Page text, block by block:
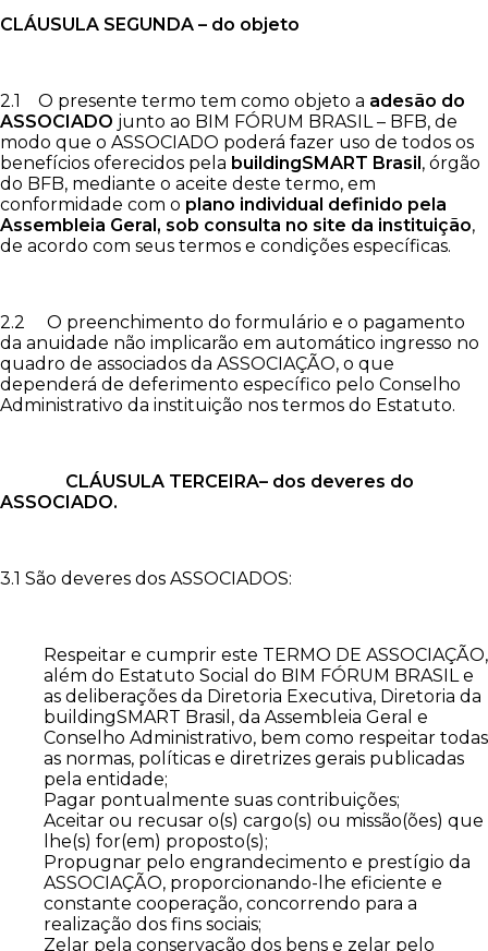
CLÁUSULA SEGUNDA – do objeto
2.1 O presente termo tem como objeto a adesão do
ASSOCIADO junto ao BIM FÓRUM BRASIL – BFB, de
modo que o ASSOCIADO poderá fazer uso de todos os
benefícios oferecidos pela buildingSMART Brasil, órgão
do BFB, mediante o aceite deste termo, em
conformidade com o plano individual definido pela
Assembleia Geral, sob consulta no site da instituição,
de acordo com seus termos e condições específicas.
2.2 O preenchimento do formulário e o pagamento
da anuidade não implicarão em automático ingresso no
quadro de associados da ASSOCIAÇÃO, o que
dependerá de deferimento específico pelo Conselho
Administrativo da instituição nos termos do Estatuto.
CLÁUSULA TERCEIRA– dos deveres do
ASSOCIADO.
3.1 São deveres dos ASSOCIADOS:
Respeitar e cumprir este TERMO DE ASSOCIAÇÃO,
além do Estatuto Social do BIM FÓRUM BRASIL e
as deliberações da Diretoria Executiva, Diretoria da
buildingSMART Brasil, da Assembleia Geral e
Conselho Administrativo, bem como respeitar todas
as normas, políticas e diretrizes gerais publicadas
pela entidade;
Pagar pontualmente suas contribuições;
Aceitar ou recusar o(s) cargo(s) ou missão(ões) que
lhe(s) for(em) proposto(s);
Propugnar pelo engrandecimento e prestígio da
ASSOCIAÇÃO, proporcionando-lhe eficiente e
constante cooperação, concorrendo para a
realização dos fins sociais;
Zelar pela conservação dos bens e zelar pelo